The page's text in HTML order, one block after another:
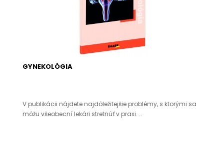
GYNEKOLÓGIA
V publikácii nájdete najdôležitejšie problémy, s ktorými sa
môžu všeobecní lekári stretnúť v praxi. ..